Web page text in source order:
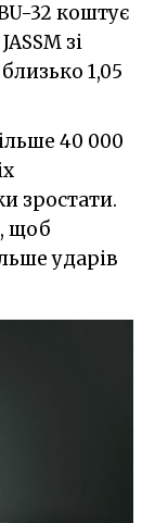
32 коштує
зі
1,05
40 000
зростати.
щоб
ударів